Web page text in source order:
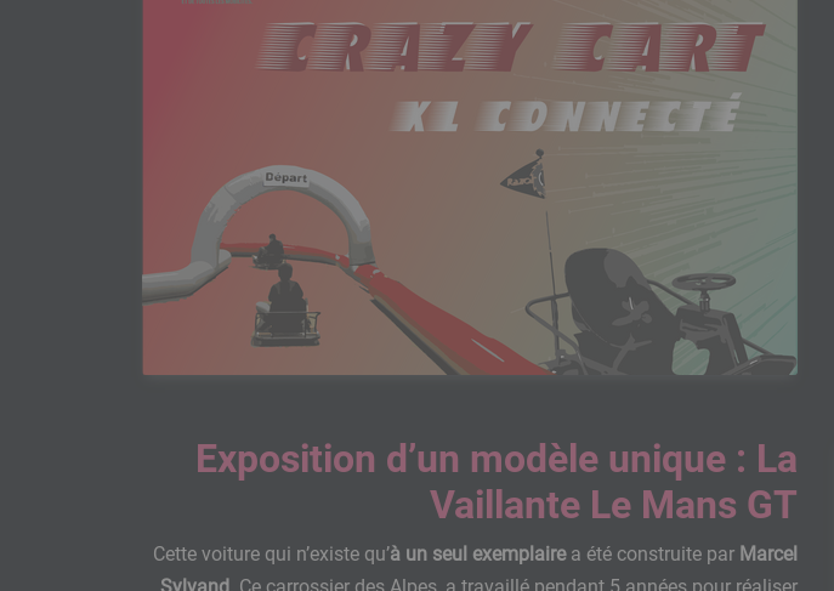
Exposition d’un modèle unique : La
Vaillante Le Mans GT
Cette voiture qui n’existe qu’à un seul exemplairea été construite par Marcel